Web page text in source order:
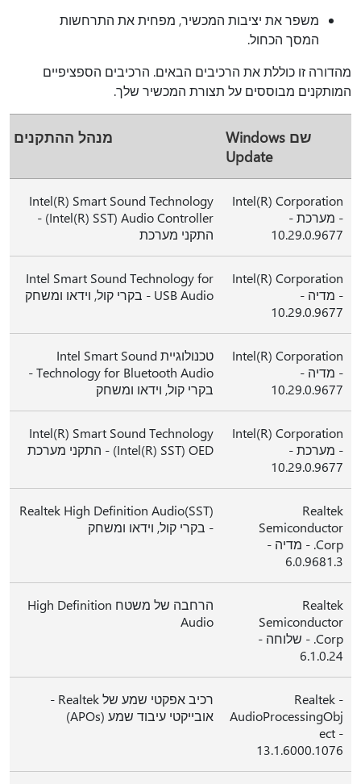
משפר את יציבות המכשיר, מפחית את התרחשות
המסך הכחול.
מהדורה זו כוללת את הרכיבים הבאים. הרכיבים הספציפיים
המותקנים מבוססים על תצורת המכשיר שלך.
שם Windows
Update
מנהל ההתקנים
Intel(R) Corporation
- מערכת -
10.29.0.9677
Intel(R) Smart Sound Technology
(Intel(R) SST) Audio Controller -
התקני מערכת
Intel(R) Corporation
- מדיה -
10.29.0.9677
Intel Smart Sound Technology for
USB Audio - בקרי קול, וידאו ומשחק
Intel(R) Corporation
- מדיה -
10.29.0.9677
טכנולוגיית Intel Smart Sound
Technology for Bluetooth Audio -
בקרי קול, וידאו ומשחק
Intel(R) Corporation
- מערכת -
10.29.0.9677
Intel(R) Smart Sound Technology
(Intel(R) SST) OED - התקני מערכת
Realtek
Semiconductor
Corp. - מדיה -
6.0.9681.3
Realtek High Definition Audio(SST)
- בקרי קול, וידאו ומשחק
Realtek
Semiconductor
Corp. - שלוחה -
6.1.0.24
הרחבה של משטח High Definition
Audio
Realtek -
AudioProcessingObj
ect -
13.1.6000.1076
רכיב אפקטי שמע של Realtek -
אובייקטי עיבוד שמע (APOs)